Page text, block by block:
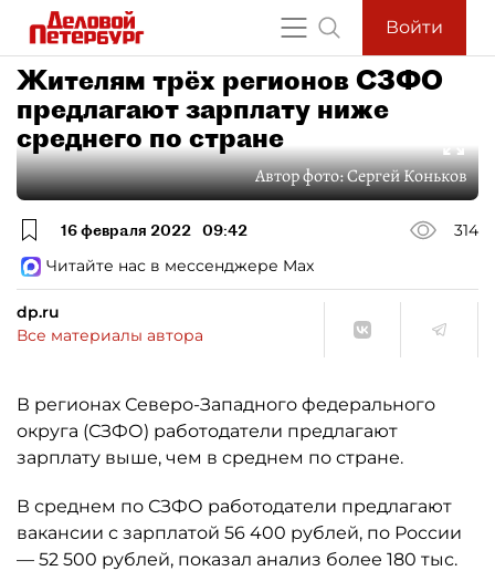
Войти
Жителям трёх регионов СЗФО
предлагают зарплату ниже
среднего по стране
Автор фото:Сергей Коньков
16 февраля 2022 09:42
314
Читайте нас в мессенджере Max
dp.ru
Все материалы автора
В регионах Северо-Западного федерального
округа (СЗФО) работодатели предлагают
зарплату выше, чем в среднем по стране.
В среднем по СЗФО работодатели предлагают
вакансии с зарплатой 56 400 рублей, по России
— 52 500 рублей, показал анализ более 180 тыс.